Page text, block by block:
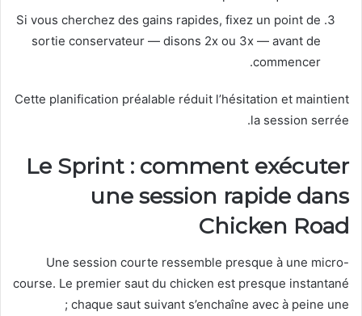
Si vous cherchez des gains rapides, fixez un point de
sortie conservateur — disons 2x ou 3x — avant de
commencer.
Cette planification préalable réduit l’hésitation et maintient
la session serrée.
Le Sprint : comment exécuter
une session rapide dans
Chicken Road
Une session courte ressemble presque à une micro-
course. Le premier saut du chicken est presque instantané
; chaque saut suivant s’enchaîne avec à peine une